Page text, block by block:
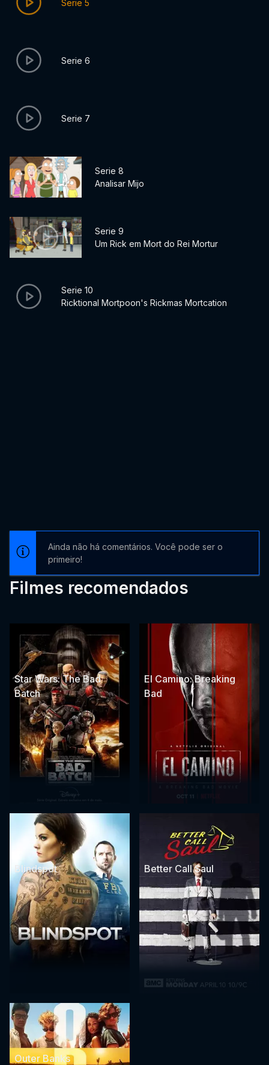
Serie 5
Serie 6
Serie 7
Serie 8
Analisar Mijo
Serie 9
Um Rick em Mort do Rei Mortur
Serie 10
Ricktional Mortpoon's Rickmas Mortcation
Ainda não há comentários. Você pode ser o
primeiro!
Filmes recomendados
Star Wars: The Bad
Batch
El Camino: Breaking
Bad
Blindspot Better Call Saul
Outer Banks